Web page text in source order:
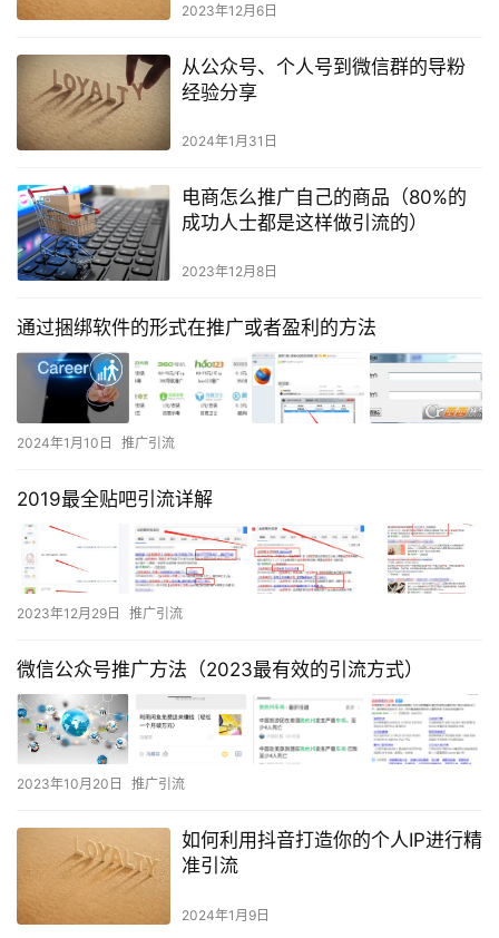
2023年12月6日
从公众号、个人号到微信群的导粉
经验分享
2024年1月31日
电商怎么推广自己的商品（80%的
成功人士都是这样做引流的）
2023年12月8日
通过捆绑软件的形式在推广或者盈利的方法
2024年1月10日 推广引流
2019最全贴吧引流详解
2023年12月29日 推广引流
微信公众号推广方法（2023最有效的引流方式）
2023年10月20日 推广引流
如何利用抖音打造你的个人IP进行精
准引流
2024年1月9日